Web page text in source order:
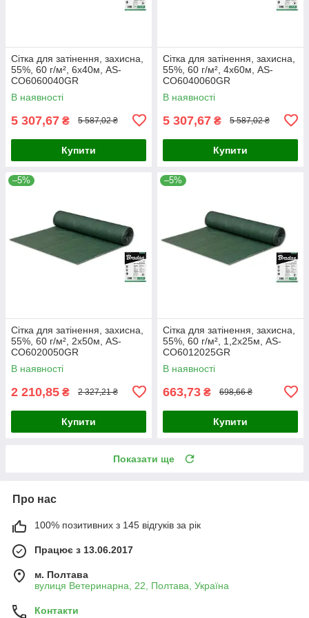
Сітка для затінення, захисна,
55%, 60 г/м², 6х40м, AS-
CO6060040GR
В наявності
5 307,67 ₴ 5 587,02 ₴
Купити
Сітка для затінення, захисна,
55%, 60 г/м², 4х60м, AS-
CO6040060GR
В наявності
5 307,67 ₴ 5 587,02 ₴
Купити
–5%
Сітка для затінення, захисна,
55%, 60 г/м², 2х50м, AS-
CO6020050GR
В наявності
2 210,85 ₴ 2 327,21 ₴
Купити
–5%
Сітка для затінення, захисна,
55%, 60 г/м², 1,2х25м, AS-
CO6012025GR
В наявності
663,73 ₴ 698,66 ₴
Купити
Показати ще
Про нас
100% позитивних з 145 відгуків за рік
Працює з 13.06.2017
м. Полтава
вулиця Ветеринарна, 22, Полтава, Україна
Контакти